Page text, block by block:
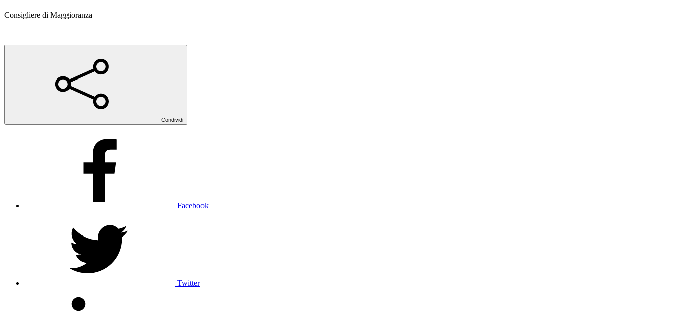
Consigliere di Maggioranza
Condividi
Facebook
Twitter